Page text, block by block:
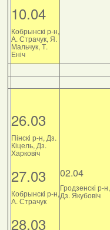
10.04
Кобрынскі р-н,
А. Страчук, Я.
Мальчук, Т.
Еніч
26.03
Пінскі р-н, Дз.
Кіцель, Дз.
Харковіч
27.03
Кобрынскі р-н,
А. Страчук
28.03
02.04
Гродзенскі р-н,
Дз. Якубовіч